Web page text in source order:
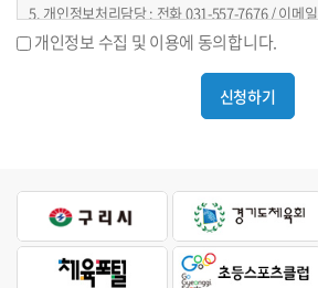
5. 개인정보처리담당 : 전화 031-557-7676 / 이메일
guri5577676@nate.com
개인정보 수집 및 이용에 동의합니다.